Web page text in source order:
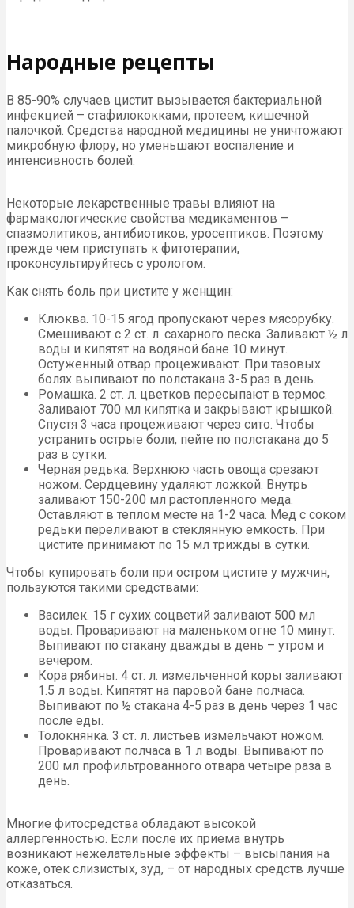
Народные рецепты
В 85-90% случаев цистит вызывается бактериальной
инфекцией – стафилококками, протеем, кишечной
палочкой. Средства народной медицины не уничтожают
микробную флору, но уменьшают воспаление и
интенсивность болей.
Некоторые лекарственные травы влияют на
фармакологические свойства медикаментов –
спазмолитиков, антибиотиков, уросептиков. Поэтому
прежде чем приступать к фитотерапии,
проконсультируйтесь с урологом.
Как снять боль при цистите у женщин:
Клюква. 10-15 ягод пропускают через мясорубку.
Смешивают с 2 ст. л. сахарного песка. Заливают ½ л
воды и кипятят на водяной бане 10 минут.
Остуженный отвар процеживают. При тазовых
болях выпивают по полстакана 3-5 раз в день.
Ромашка. 2 ст. л. цветков пересыпают в термос.
Заливают 700 мл кипятка и закрывают крышкой.
Спустя 3 часа процеживают через сито. Чтобы
устранить острые боли, пейте по полстакана до 5
раз в сутки.
Черная редька. Верхнюю часть овоща срезают
ножом. Сердцевину удаляют ложкой. Внутрь
заливают 150-200 мл растопленного меда.
Оставляют в теплом месте на 1-2 часа. Мед с соком
редьки переливают в стеклянную емкость. При
цистите принимают по 15 мл трижды в сутки.
Чтобы купировать боли при остром цистите у мужчин,
пользуются такими средствами:
Василек. 15 г сухих соцветий заливают 500 мл
воды. Проваривают на маленьком огне 10 минут.
Выпивают по стакану дважды в день – утром и
вечером.
Кора рябины. 4 ст. л. измельченной коры заливают
1.5 л воды. Кипятят на паровой бане полчаса.
Выпивают по ½ стакана 4-5 раз в день через 1 час
после еды.
Толокнянка. 3 ст. л. листьев измельчают ножом.
Проваривают полчаса в 1 л воды. Выпивают по
200 мл профильтрованного отвара четыре раза в
день.
Многие фитосредства обладают высокой
аллергенностью. Если после их приема внутрь
возникают нежелательные эффекты – высыпания на
коже, отек слизистых, зуд, – от народных средств лучше
отказаться.